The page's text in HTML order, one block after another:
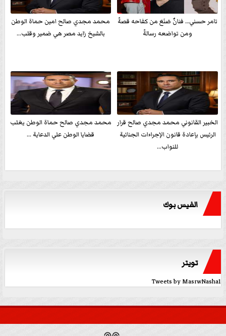
تامر حسني… فنانٌ صَنَعَ من كفاحه قصةً
ومن تواضعه رسالةً
محمد مجدي صالح امين حماة الوطن
بالشيخ زايد مصر هي ضمير وقلب...
الخبير القانوني محمد مجدي صالح قرار
الرئيس بإعادة قانون الإجراءات الجنائية
للنواب...
محمد مجدي صالح حماة الوطن يغلب
قضايا الوطن علي الدعاية ...
الفيس بوك
تويتر
Tweets by MasrwNasha1